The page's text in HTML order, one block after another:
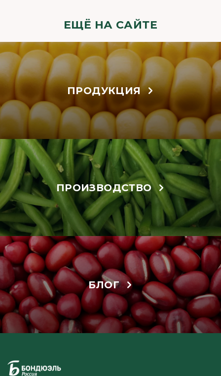
ЕЩЁ НА САЙТЕ
ПРОДУКЦИЯ
ПРОИЗВОДСТВО
БЛОГ